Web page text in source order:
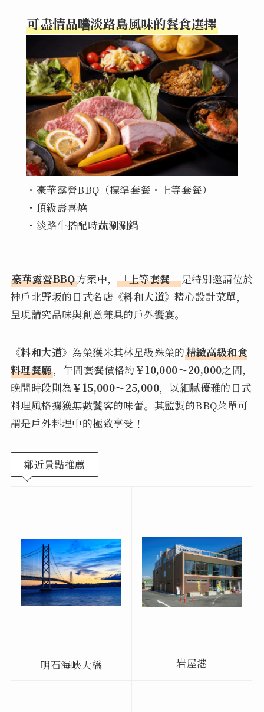
可盡情品嚐淡路島風味的餐食選擇
・豪華露營BBQ（標準套餐・上等套餐）
・頂級壽喜燒
・淡路牛搭配時蔬涮涮鍋
豪華露營BBQ方案中，「上等套餐」是特別邀請位於
神戶北野坂的日式名店 《料和大道》精心設計菜單，
呈現講究品味與創意兼具的戶外饗宴。
《料和大道》 為榮獲米其林星級殊榮的精緻高級和食
料理餐廳，午間套餐價格約￥10,000～20,000之間，
晚間時段則為￥15,000～25,000，以細膩優雅的日式
料理風格擄獲無數饕客的味蕾。其監製的BBQ菜單可
謂是戶外料理中的極致享受！
鄰近景點推薦
明石海峽大橋 岩屋港